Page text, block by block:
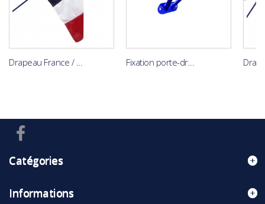
Drapeau France / ... Fixation porte-dr...
Catégories
Informations